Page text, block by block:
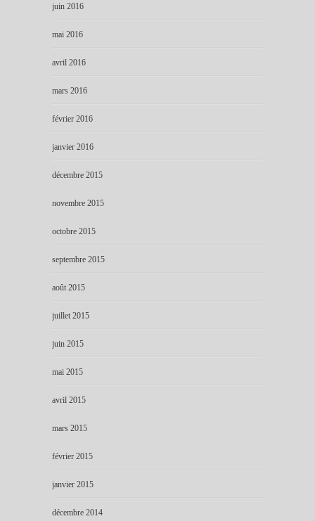
juin 2016
mai 2016
avril 2016
mars 2016
février 2016
janvier 2016
décembre 2015
novembre 2015
octobre 2015
septembre 2015
août 2015
juillet 2015
juin 2015
mai 2015
avril 2015
mars 2015
février 2015
janvier 2015
décembre 2014